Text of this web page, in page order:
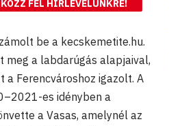
FEL HÍRLEVELÜNKRE!
be a kecskemetite.hu.
meg a labdarúgás alapjaival,
a Ferencvároshoz igazolt. A
es idényben a
a Vasas, amelynél az